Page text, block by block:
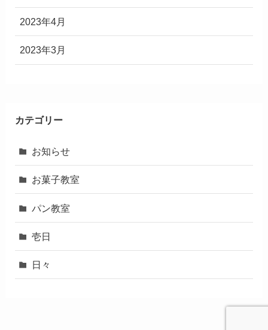
2023年4月
2023年3月
カテゴリー
お知らせ
お菓子教室
パン教室
壱日
日々